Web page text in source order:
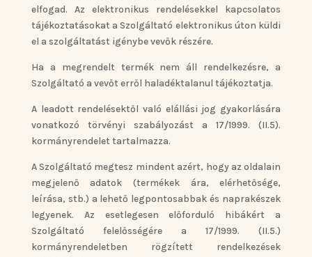
elfogad. Az elektronikus rendelésekkel kapcsolatos
tájékoztatásokat a Szolgáltató elektronikus úton küldi
el a szolgáltatást igénybe vevők részére.
Ha a megrendelt termék nem áll rendelkezésre, a
Szolgáltató a vevőt erről haladéktalanul tájékoztatja.
A leadott rendelésektől való elállási jog gyakorlására
vonatkozó törvényi szabályozást a 17/1999. (II.5).
kormányrendelet tartalmazza.
A Szolgáltató megtesz mindent azért, hogy az oldalain
megjelenő adatok (termékek ára, elérhetősége,
leírása, stb.) a lehető legpontosabbak és naprakészek
legyenek. Az esetlegesen előforduló hibákért a
Szolgáltató felelősségére a 17/1999. (II.5.)
kormányrendeletben rögzített rendelkezések